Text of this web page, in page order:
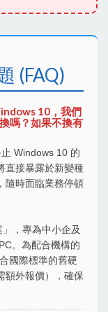
(FAQ)
10，我們
嗎？如果不換有
Windows 10 的
直接暴露於新變種
隨時面臨業務停頓
，專為中小企及
。為配合機構的
國際標準的舊硬
額外報價），確保